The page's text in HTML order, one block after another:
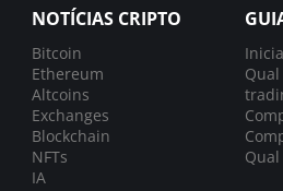
NOTÍCIAS CRIPTO
Bitcoin
Ethereum
Altcoins
Exchanges
Blockchain
NFTs
IA